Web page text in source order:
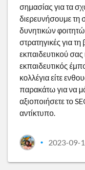
σημασίας για τα
διερευνήσουμε
δυνητικών
στρατηγικές για
εκπαιδευτικού σας
εκπαιδευτικός
κολλέγια είτε
παρακάτω για να
αξιοποιήσετε το
αντίκτυπο.
• 2023-09-